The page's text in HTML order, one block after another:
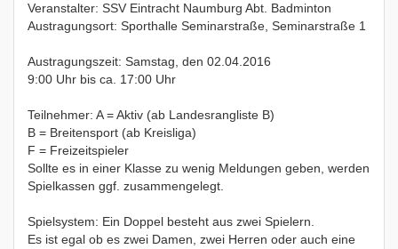
Veranstalter: SSV Eintracht Naumburg Abt. Badminton
Austragungsort: Sporthalle Seminarstraße, Seminarstraße 1
Austragungszeit: Samstag, den 02.04.2016
9:00 Uhr bis ca. 17:00 Uhr
Teilnehmer: A = Aktiv (ab Landesrangliste B)
B = Breitensport (ab Kreisliga)
F = Freizeitspieler
Sollte es in einer Klasse zu wenig Meldungen geben, werden
Spielkassen ggf. zusammengelegt.
Spielsystem: Ein Doppel besteht aus zwei Spielern.
Es ist egal ob es zwei Damen, zwei Herren oder auch eine